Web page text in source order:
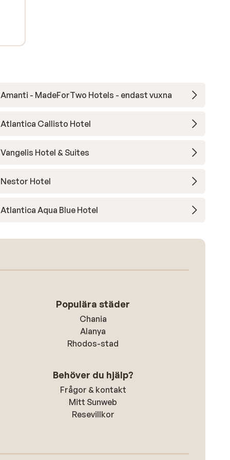
Amanti - MadeForTwo Hotels - endast vuxna
Atlantica Callisto Hotel
Vangelis Hotel & Suites
Nestor Hotel
Atlantica Aqua Blue Hotel
Populära städer
Chania
Alanya
Rhodos-stad
Behöver du hjälp?
Frågor & kontakt
Mitt Sunweb
Resevillkor